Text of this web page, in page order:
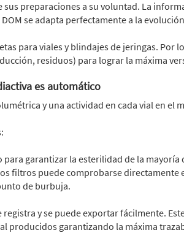
sus preparaciones a su voluntad. La
se adapta perfectamente a la
para viales y blindajes de jeringas.
residuos) para lograr la máxima
es automático
y una actividad en cada vial en el
garantizar la esterilidad de la mayoría
filtros puede comprobarse directamente
de burbuja.
y se puede exportar fácilmente.
producidos garantizando la máxima